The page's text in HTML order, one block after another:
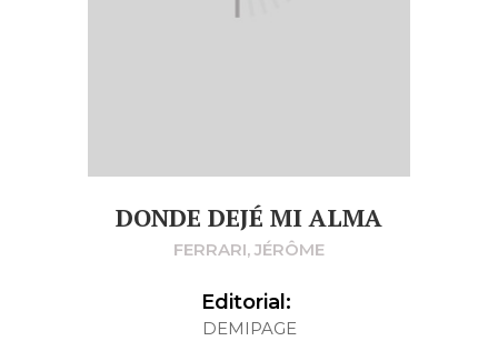
DONDE DEJÉ MI ALMA
FERRARI, JÉRÔME
Editorial:
DEMIPAGE